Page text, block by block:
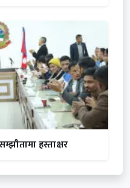
हस्ताक्षर